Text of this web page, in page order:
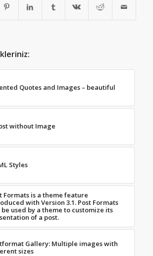
Quotes and Images – beautiful
without Image
Styles
Formats is a theme feature
with Version 3.1. Post Formats
be used by a theme to customize its
of a post.
Gallery: Multiple images with
sizes